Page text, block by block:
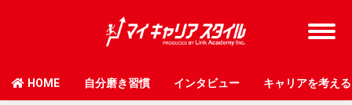
HOME 自分磨き習慣 インタビュー キャリアを考える